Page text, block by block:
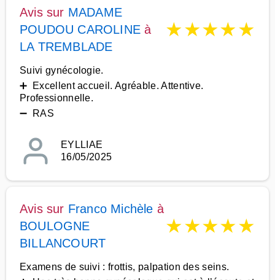
Avis sur MADAME
POUDOU CAROLINE à
LA TREMBLADE
★★★★★
Suivi gynécologie.
➕ Excellent accueil. Agréable. Attentive.
Professionnelle.
➖ RAS
EYLLIAE
16/05/2025
Avis sur Franco Michèle à
BOULOGNE
BILLANCOURT
★★★★★
Examens de suivi : frottis, palpation des seins.